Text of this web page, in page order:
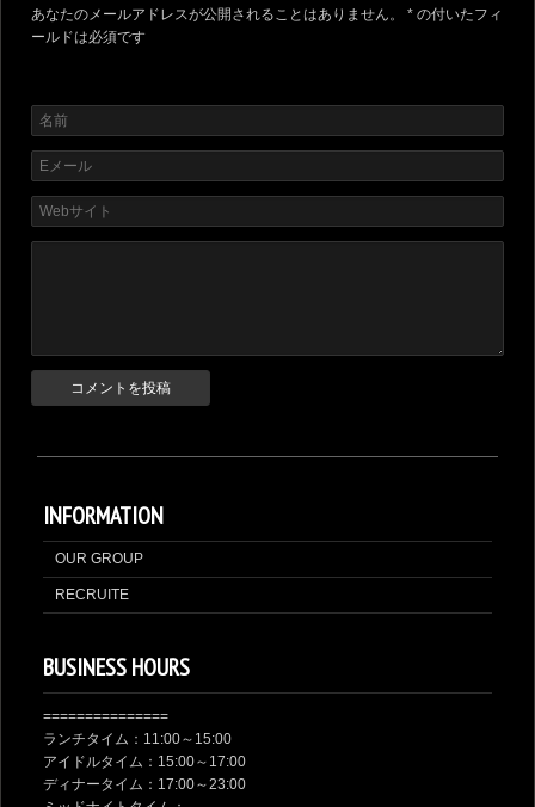
あなたのメールアドレスが公開されることはありません。 * の付いたフィ
ールドは必須です
INFORMATION
OUR GROUP
RECRUITE
BUSINESS HOURS
===============
ランチタイム：11:00～15:00
アイドルタイム：15:00～17:00
ディナータイム：17:00～23:00